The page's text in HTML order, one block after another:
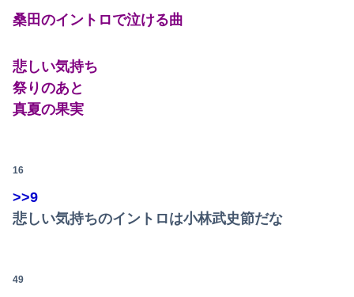
桑田のイントロで泣ける曲
悲しい気持ち
祭りのあと
真夏の果実
16
>>9
悲しい気持ちのイントロは小林武史節だな
49